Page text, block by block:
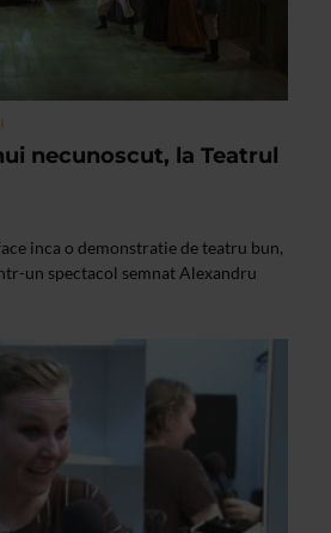
necunoscut, la Teatrul
inca o demonstratie de teatru bun,
un spectacol semnat Alexandru